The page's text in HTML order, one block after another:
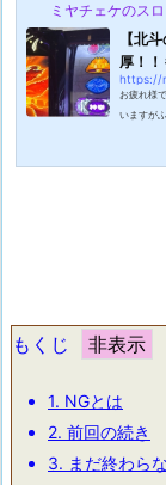
ミヤチェケのス
【北
厚！
https://
お疲れ様
いますが
もくじ
1. NGとは
2. 前回の続き
3. まだ終わら